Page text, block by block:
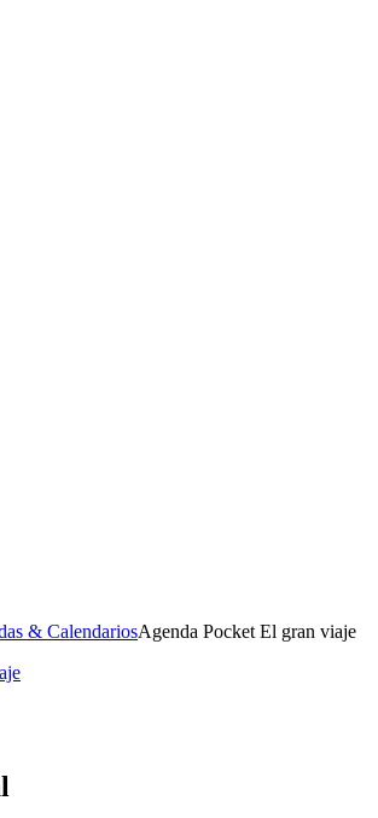
& CalendariosAgenda Pocket El gran viaje